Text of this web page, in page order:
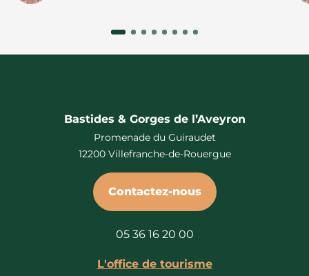
Bastides & Gorges de l’Aveyron
Promenade du Guiraudet
12200 Villefranche-de-Rouergue
Contactez-nous
05 36 16 20 00
L'office de tourisme